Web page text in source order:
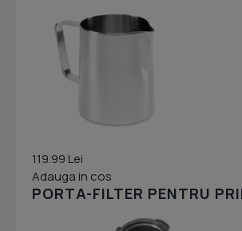
119.99 Lei
Adauga in cos
PORTA-FILTER PENTRU